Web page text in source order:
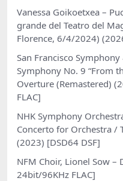
Vanessa Goikoetxea –
grande del Teatro del
Florence, 6/4/2024)
San Francisco
Symphony No. 9 “From
Overture (Remastered)
FLAC]
NHK Symphony
Concerto for Orchestra /
(2023) [DSD64 DSF]
NFM Choir, Lionel Sow –
24bit/96KHz FLAC]